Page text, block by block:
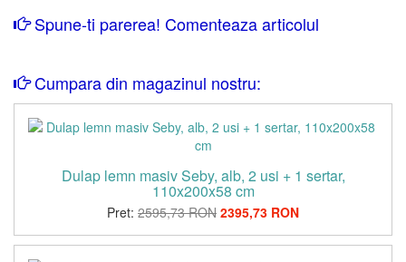
Spune-ti parerea! Comenteaza articolul
Cumpara din magazinul nostru:
Dulap lemn masiv Seby, alb, 2 usi + 1 sertar,
110x200x58 cm
Pret: 2595,73 RON 2395,73 RON